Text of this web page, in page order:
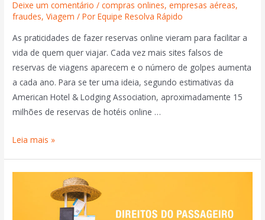
Deixe um comentário /compras onlines,empresas aéreas,
fraudes,Viagem / PorEquipe Resolva Rápido
As praticidades de fazer reservas online vieram para facilitar a
vida de quem quer viajar. Cada vez mais sites falsos de
reservas de viagens aparecem e o número de golpes aumenta
a cada ano. Para se ter uma ideia, segundo estimativas da
American Hotel & Lodging Association, aproximadamente 15
milhões de reservas de hotéis online …
Leia mais »